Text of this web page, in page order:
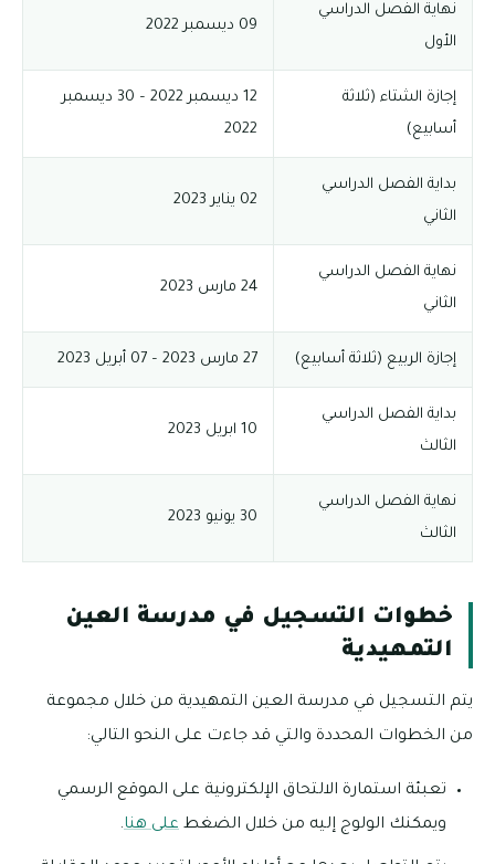
نهاية الفصل الدراسي
الأول
09 ديسمبر 2022
إجازة الشتاء (ثلاثة
أسابيع)
12 ديسمبر 2022 – 30 ديسمبر
2022
بداية الفصل الدراسي
الثاني
02 يناير 2023
نهاية الفصل الدراسي
الثاني
24 مارس 2023
إجازة الربيع (ثلاثة أسابيع) 27 مارس 2023 – 07 أبريل 2023
بداية الفصل الدراسي
الثالث
10 ابريل 2023
نهاية الفصل الدراسي
الثالث
30 يونيو 2023
خطوات التسجيل في مدرسة العين
التمهيدية
يتم التسجيل في مدرسة العين التمهيدية من خلال مجموعة
من الخطوات المحددة والتي قد جاءت على النحو التالي:
تعبئة استمارة الالتحاق الإلكترونية على الموقع الرسمي
ويمكنك الولوج إليه من خلال الضغط على هنا.